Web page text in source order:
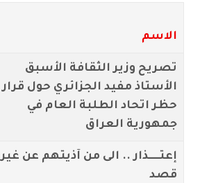
الاسم
تصريح وزير الثقافة الأسبق
الأستاذ مفيد الجزائري حول قرار
حظر اتحاد الطلبة العام في
جمهورية العراق
إعتـــــذار .. الى من آذيتهم عن غير
قصد